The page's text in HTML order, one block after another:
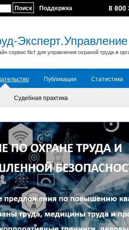
Поиск Поддержка 8 800
Эксперт.Управление
сервис №1 для управления охраной труда в
Публикации Статистика
Судебная практика